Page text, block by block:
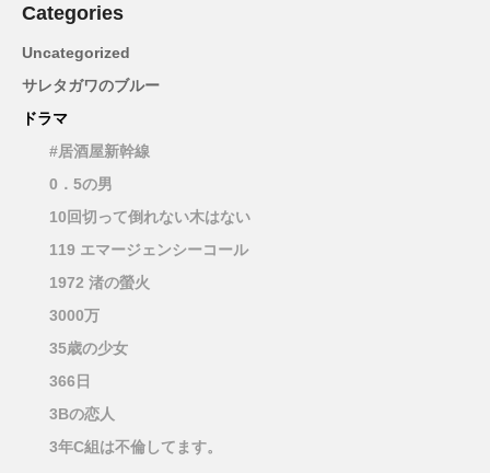
Categories
Uncategorized
サレタガワのブルー
ドラマ
#居酒屋新幹線
0．5の男
10回切って倒れない木はない
119 エマージェンシーコール
1972 渚の螢火
3000万
35歳の少女
366日
3Bの恋人
3年C組は不倫してます。